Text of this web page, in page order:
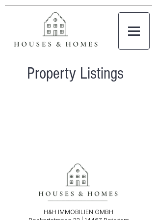
Property Listings
H&H IMMOBILIEN GMBH